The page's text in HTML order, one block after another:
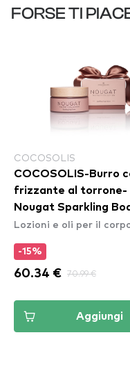
FORSE TI
COCOSOLIS
COCOSOLIS-Burro
frizzante al torrone-
Nougat Sparkling
Butter
Lozioni e oli per il
-15%
60.34 € 70.99 €
Aggiungi